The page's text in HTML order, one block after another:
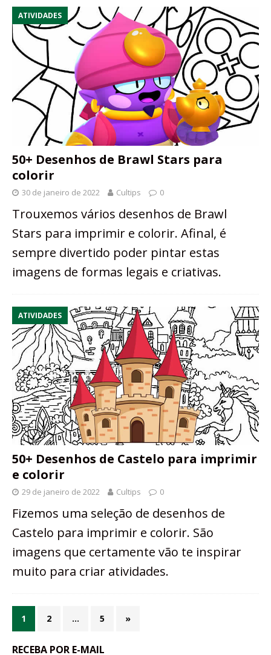
ATIVIDADES
50+ Desenhos de Brawl Stars para
colorir
30 de janeiro de 2022 Cultips 0
Trouxemos vários desenhos de Brawl
Stars para imprimir e colorir. Afinal, é
sempre divertido poder pintar estas
imagens de formas legais e criativas.
ATIVIDADES
50+ Desenhos de Castelo para imprimir
e colorir
29 de janeiro de 2022 Cultips 0
Fizemos uma seleção de desenhos de
Castelo para imprimir e colorir. São
imagens que certamente vão te inspirar
muito para criar atividades.
1 2 … 5 »
RECEBA POR E-MAIL